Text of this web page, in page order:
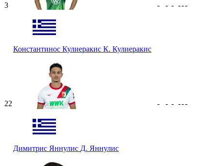
3
Константинос Кулиеракис К. Кулиеракис
- - - ---
22
Димитрис Яннулис Д. Яннулис
- - - ---